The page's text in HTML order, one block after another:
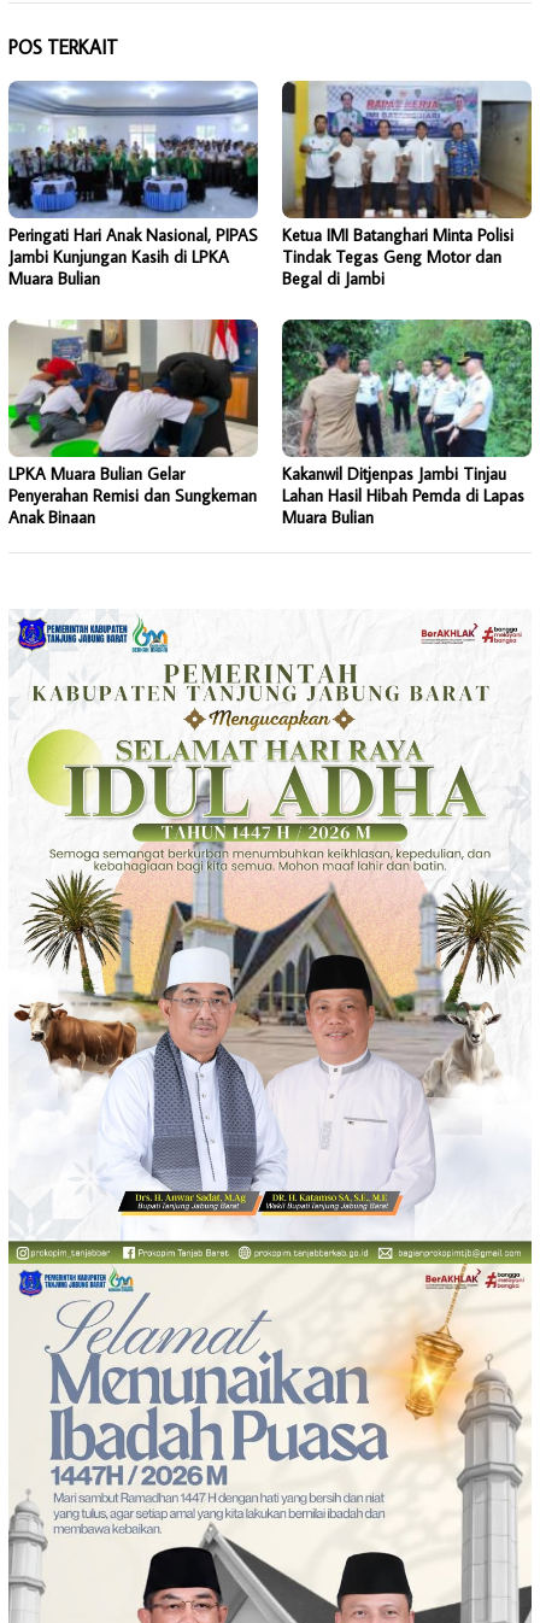
POS TERKAIT
Peringati Hari Anak Nasional, PIPAS
Jambi Kunjungan Kasih di LPKA
Muara Bulian
Ketua IMI Batanghari Minta Polisi
Tindak Tegas Geng Motor dan
Begal di Jambi
LPKA Muara Bulian Gelar
Penyerahan Remisi dan Sungkeman
Anak Binaan
Kakanwil Ditjenpas Jambi Tinjau
Lahan Hasil Hibah Pemda di Lapas
Muara Bulian